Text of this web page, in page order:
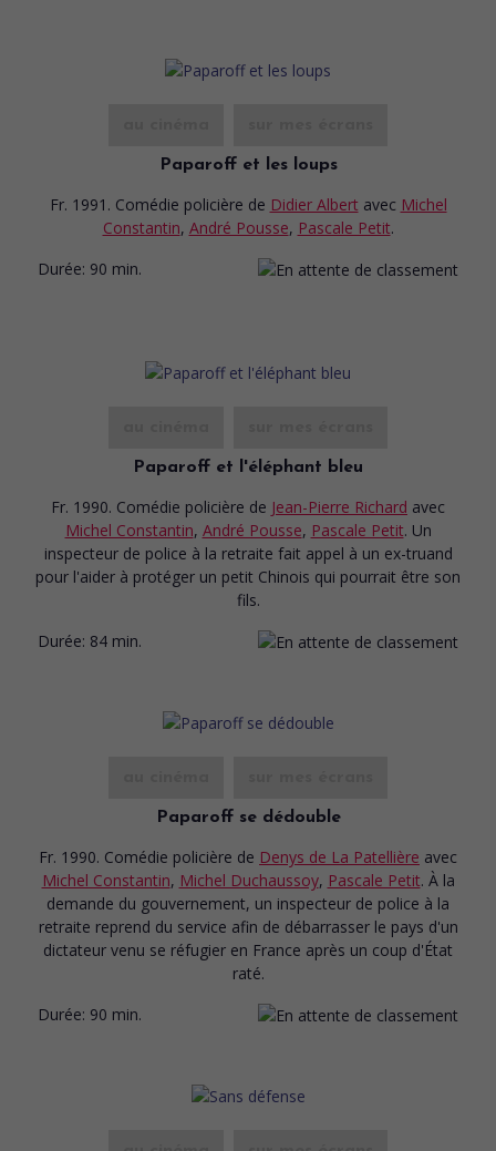
Paparoff et les loups
Fr. 1991. Comédie policière de Didier Albert avec Michel
Constantin, André Pousse, Pascale Petit.
Durée: 90 min.
Paparoff et l'éléphant bleu
Fr. 1990. Comédie policière de Jean-Pierre Richard avec
Michel Constantin, André Pousse, Pascale Petit. Un
inspecteur de police à la retraite fait appel à un ex-truand
pour l'aider à protéger un petit Chinois qui pourrait être son
fils.
Durée: 84 min.
Paparoff se dédouble
Fr. 1990. Comédie policière de Denys de La Patellière avec
Michel Constantin, Michel Duchaussoy, Pascale Petit. À la
demande du gouvernement, un inspecteur de police à la
retraite reprend du service afin de débarrasser le pays d'un
dictateur venu se réfugier en France après un coup d'État
raté.
Durée: 90 min.